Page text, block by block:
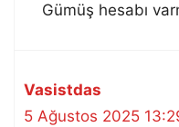
Gümüş hesabı
Vasistdas
5 Ağustos 2025